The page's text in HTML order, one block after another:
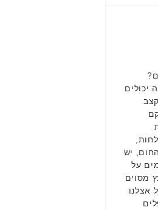
יכולים
יש
על
מסוים
אצלנו